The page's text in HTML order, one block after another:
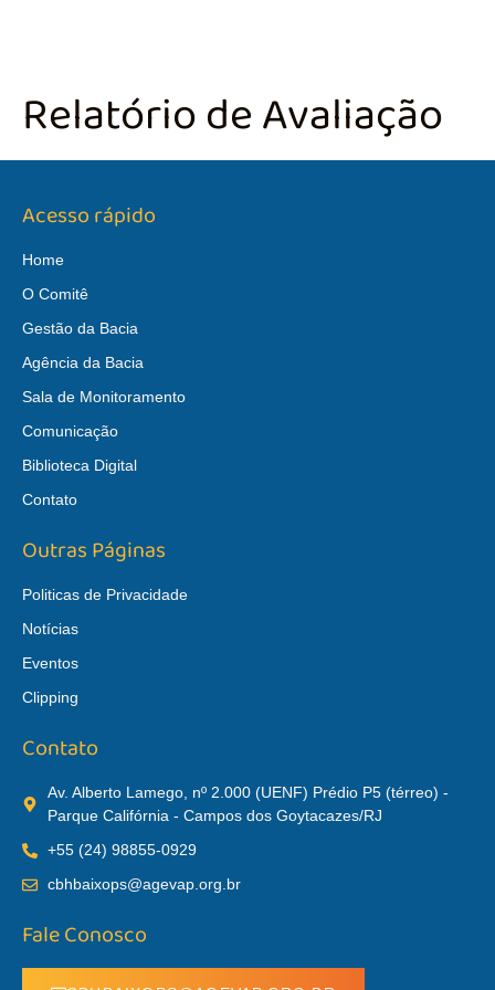
Relatório de Avaliação
Acesso rápido
Home
O Comitê
Gestão da Bacia
Agência da Bacia
Sala de Monitoramento
Comunicação
Biblioteca Digital
Contato
Outras Páginas
Politicas de Privacidade
Notícias
Eventos
Clipping
Contato
Av. Alberto Lamego, nº 2.000 (UENF) Prédio P5 (térreo) -
Parque Califórnia - Campos dos Goytacazes/RJ
+55 (24) 98855-0929
cbhbaixops@agevap.org.br
Fale Conosco